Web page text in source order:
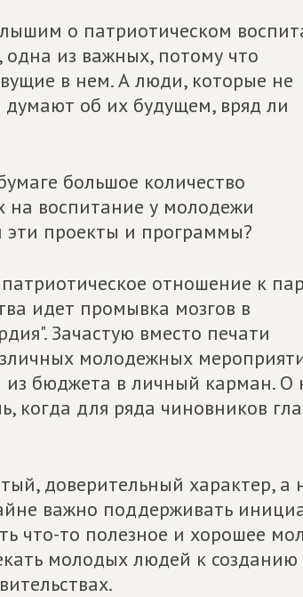
о патриотическом
одна из важных, потому что
в нем. А люди, которые не
об их будущем, вряд ли
большое количество
на воспитание у молодежи
эти проекты и программы?
отношение к
идет промывка мозгов в
Зачастую вместо печати
молодежных
из бюджета в личный карман. О
когда для ряда чиновников
доверительный характер, а
важно поддерживать
что-то полезное и хорошее
молодых людей к созданию